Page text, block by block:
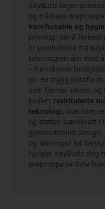
KeyBudz lager
og trådløse
komfortable og
prinsipp om å
er produktene fra
teknologien din med å
– fra robuste
gir en trygg
som fjerner smuss
bruker resirkulerte
teknologi, noe som
og støtter bærekraft i
gjennomtenkt
og løsninger for
hjelper KeyBudz deg
øreproppene dine